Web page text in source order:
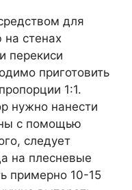
для
стенах
перекиси
приготовить
1:1.
нужно нанести
с помощью
следует
на плесневые
примерно 10-15